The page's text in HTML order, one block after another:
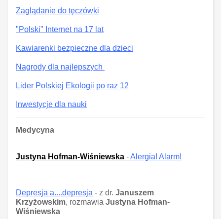
Zaglądanie do tęczówki
"Polski" Internet na 17 lat
Kawiarenki bezpieczne dla dzieci
Nagrody dla najlepszych
Lider Polskiej Ekologii po raz 12
Inwestycje dla nauki
Medycyna
Justyna Hofman-Wiśniewska -Alergia! Alarm!
Depresja a....depresja - z dr. Januszem
Krzyżowskim, rozmawia Justyna Hofman-
Wiśniewska